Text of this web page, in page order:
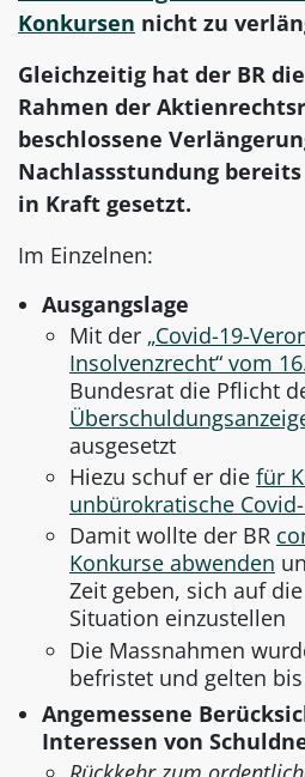
Konkursen nicht zu
Gleichzeitig hat der BR
Rahmen der
beschlossene
Nachlassstundung bereits
in Kraft gesetzt.
Im Einzelnen:
Ausgangslage
Mit der „Covid-19-
Insolvenzrecht“ vom
Bundesrat die Pflicht
ausgesetzt
Hiezu schuf er die für
unbürokratische
Damit wollte der BR
Konkurse abwenden
Zeit geben, sich auf
Situation einzustellen
Die Massnahmen
befristet und gelten
Angemessene
Interessen von